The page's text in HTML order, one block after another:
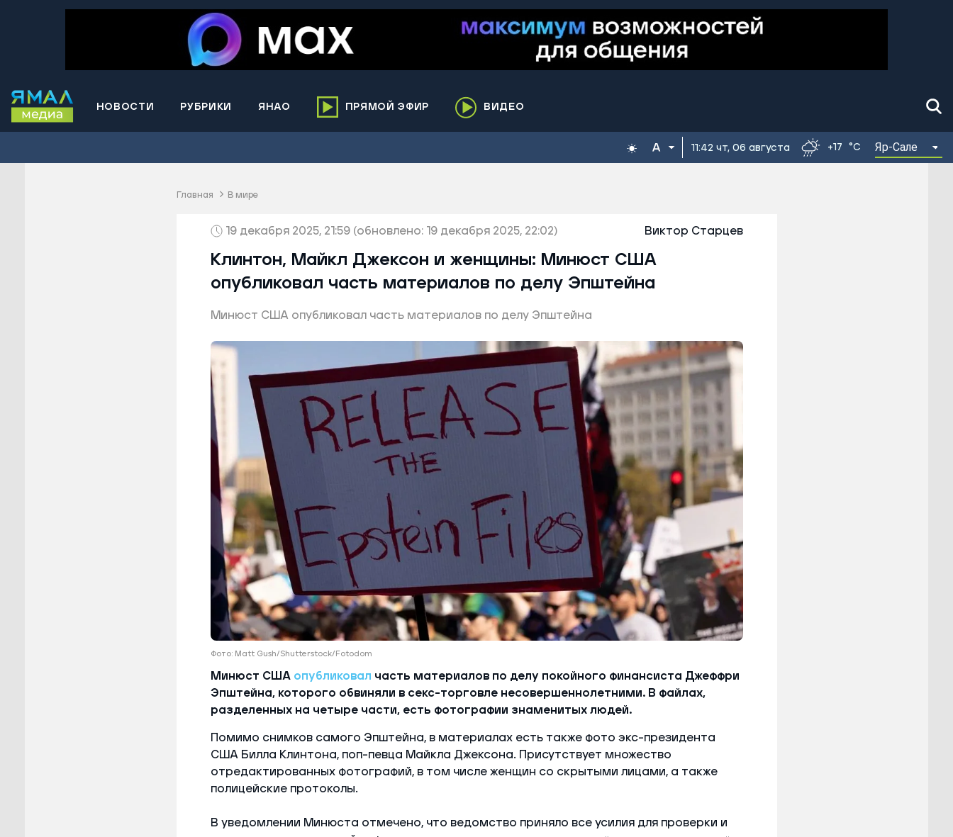
НОВОСТИ РУБРИКИ ЯНАО
Муравленко
Новый Уренгой
Приуральский район
Тазовский район
Шурышкарский район
Ямальский район
ПРЯМОЙ ЭФИР ВИДЕО
11:42 чт, 06 августа +17 °C Яр-Сале
Главная В мире
19 декабря 2025, 21:59 (обновлено: 19 декабря 2025, 22:02) Виктор Старцев
Клинтон, Майкл Джексон и женщины: Минюст США
опубликовал часть материалов по делу Эпштейна
Минюст США опубликовал часть материалов по делу Эпштейна
Фото: Matt Gush/Shutterstock/Fotodom
Минюст США опубликовал часть материалов по делу покойного финансиста Джеффри
Эпштейна, которого обвиняли в секс-торговле несовершеннолетними. В файлах,
разделенных на четыре части, есть фотографии знаменитых людей.
Помимо снимков самого Эпштейна, в материалах есть также фото экс-президента
США Билла Клинтона, поп-певца Майкла Джексона. Присутствует множество
отредактированных фотографий, в том числе женщин со скрытыми лицами, а также
полицейские протоколы.
В уведомлении Минюста отмечено, что ведомство приняло все усилия для проверки и